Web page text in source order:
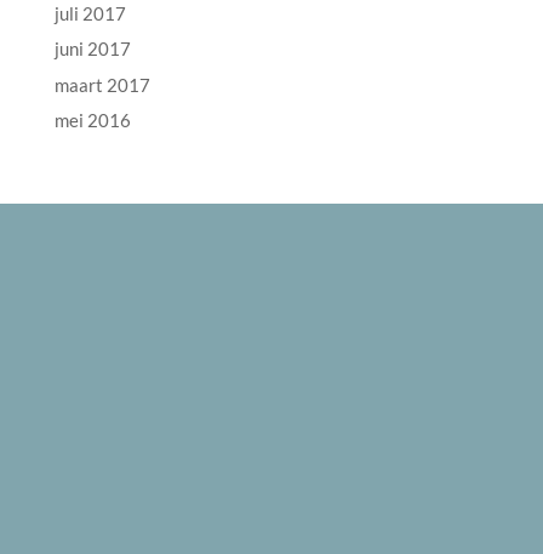
juli 2017
juni 2017
maart 2017
mei 2016